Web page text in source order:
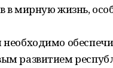
в мирную жизнь,
развитием